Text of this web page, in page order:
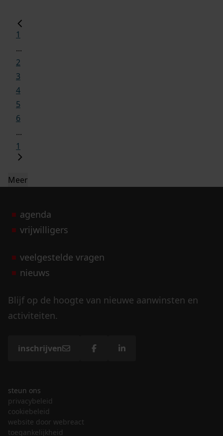
1
...
2
3
4
5
6
...
1
Meer
agenda
vrijwilligers
veelgestelde vragen
nieuws
Blijf op de hoogte van nieuwe aanwinsten en
activiteiten.
inschrijven
steun ons
privacybeleid
cookiebeleid
website door webreact
toegankelijkheid